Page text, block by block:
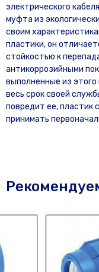
электрического
муфта из
своим
пластики, он
стойкостью к
антикоррозийными
выполненные из
весь срок своей
повредит ее, пластик
принимать